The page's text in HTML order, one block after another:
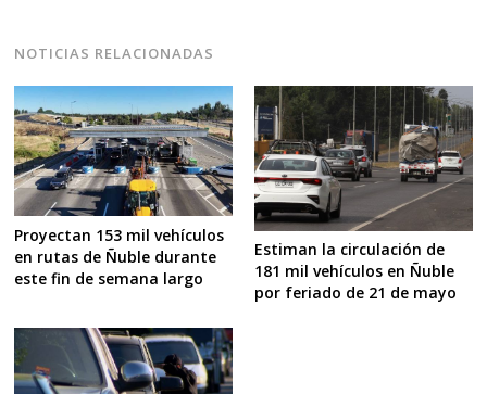
NOTICIAS RELACIONADAS
Proyectan 153 mil vehículos
en rutas de Ñuble durante
este fin de semana largo
Estiman la circulación de
181 mil vehículos en Ñuble
por feriado de 21 de mayo